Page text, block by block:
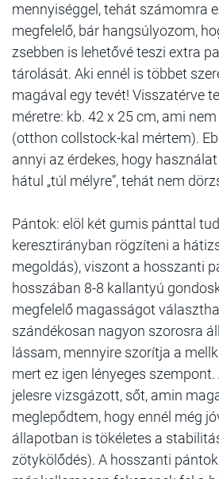
mennyiséggel, tehát számomra
megfelelő, bár hangsúlyozom,
zsebben is lehetővé teszi extra
tárolását. Aki ennél is többet
magával egy tevét! Visszatérve
méretre: kb. 42 x 25 cm, ami
(otthon collstock-kal mértem).
annyi az érdekes, hogy
hátul „túl mélyre”, tehát nem
Pántok: elöl két gumis pánttal
keresztirányban rögzíteni a
megoldás), viszont a hosszanti
hosszában 8-8 kallantyú
megfelelő magasságot
szándékosan nagyon szorosra
lássam, mennyire szorítja a
mert ez igen lényeges
jelesre vizsgázott, sőt, amin
meglepődtem, hogy ennél még
állapotban is tökéletes a
zötykölődés). A hosszanti